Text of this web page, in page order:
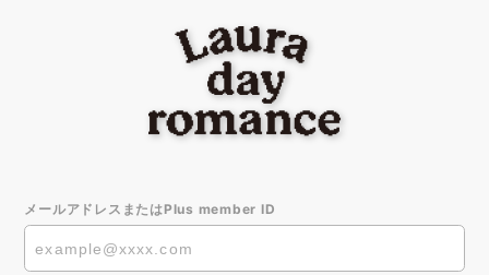
メールアドレスまたはPlus member ID